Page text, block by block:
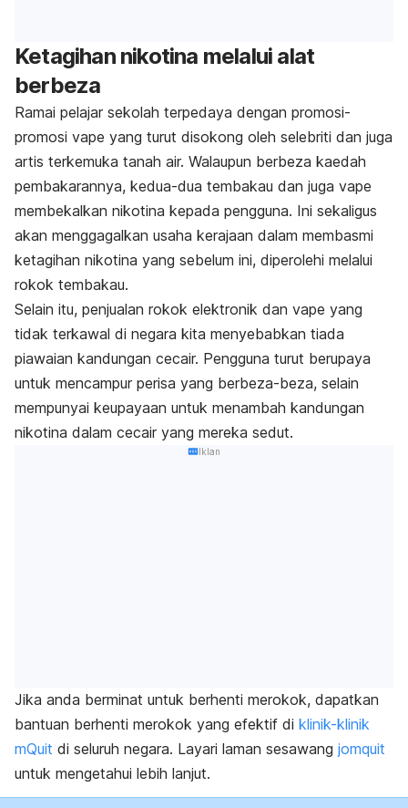
Ketagihan nikotina melalui alat
berbeza
Ramai pelajar sekolah terpedaya dengan promosi-
promosi vape yang turut disokong oleh selebriti dan juga
artis terkemuka tanah air. Walaupun berbeza kaedah
pembakarannya, kedua-dua tembakau dan juga vape
membekalkan nikotina kepada pengguna. Ini sekaligus
akan menggagalkan usaha kerajaan dalam membasmi
ketagihan nikotina yang sebelum ini, diperolehi melalui
rokok tembakau.
Selain itu, penjualan rokok elektronik dan vape yang
tidak terkawal di negara kita menyebabkan tiada
piawaian kandungan cecair. Pengguna turut berupaya
untuk mencampur perisa yang berbeza-beza, selain
mempunyai keupayaan untuk menambah kandungan
nikotina dalam cecair yang mereka sedut.
Iklan
Jika anda berminat untuk berhenti merokok, dapatkan
bantuan berhenti merokok yang efektif di klinik-klinik
mQuit di seluruh negara. Layari laman sesawang jomquit
untuk mengetahui lebih lanjut.